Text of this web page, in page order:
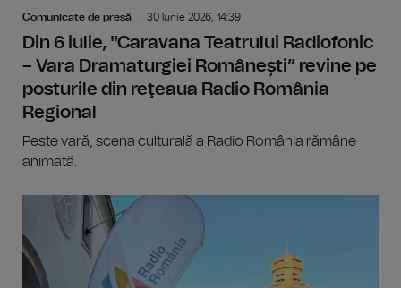
Comunicate de presă 30 Iunie 2026, 14:39
Din 6 iulie, "Caravana Teatrului Radiofonic
– Vara Dramaturgiei Românești” revine pe
posturile din reţeaua Radio România
Regional
Peste vară, scena culturală a Radio România rămâne
animată.